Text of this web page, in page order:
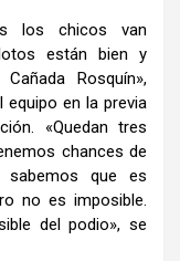
los chicos van
están bien y
Rosquín»,
equipo en la previa
«Quedan tres
chances de
sabemos que es
no es imposible.
del podio», se